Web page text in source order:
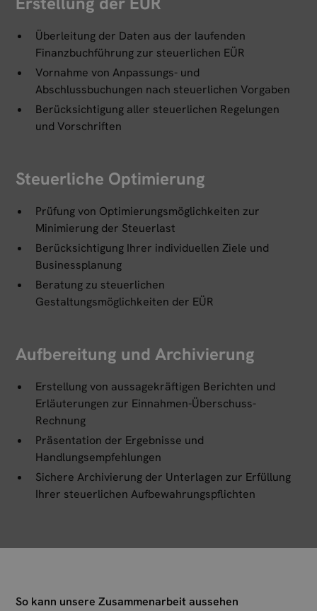
Überleitung der Daten aus der laufenden
Finanzbuchführung zur steuerlichen EÜR
Vornahme von Anpassungs- und
Abschlussbuchungen nach steuerlichen Vorgaben
Berücksichtigung aller steuerlichen Regelungen
und Vorschriften
Steuerliche Optimierung
Prüfung von Optimierungsmöglichkeiten zur
Minimierung der Steuerlast
Berücksichtigung Ihrer individuellen Ziele und
Businessplanung
Beratung zu steuerlichen
Gestaltungsmöglichkeiten der EÜR
Aufbereitung und Archivierung
Erstellung von aussagekräftigen Berichten und
Erläuterungen zur Einnahmen-Überschuss-
Rechnung
Präsentation der Ergebnisse und
Handlungsempfehlungen
Sichere Archivierung der Unterlagen zur Erfüllung
Ihrer steuerlichen Aufbewahrungspflichten
So kann unsere Zusammenarbeit aussehen